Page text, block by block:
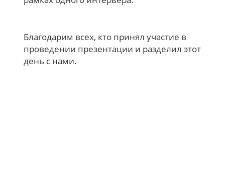
Благодарим всех, кто принял участие в
проведении презентации и разделил этот
день с нами.